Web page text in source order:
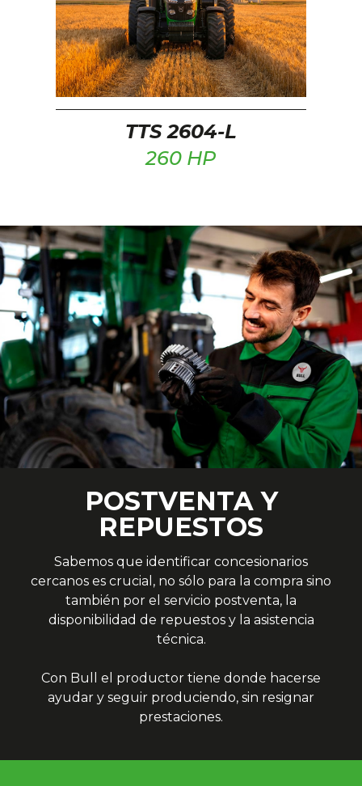
TTS 2604-L
260 HP
POSTVENTAY
REPUESTOS
Sabemos que identificar concesionarios
cercanos es crucial, no sólo para la compra sino
también por el servicio postventa, la
disponibilidad de repuestos y la asistencia
técnica.
Con Bull el productor tiene donde hacerse
ayudar y seguir produciendo, sin resignar
prestaciones.